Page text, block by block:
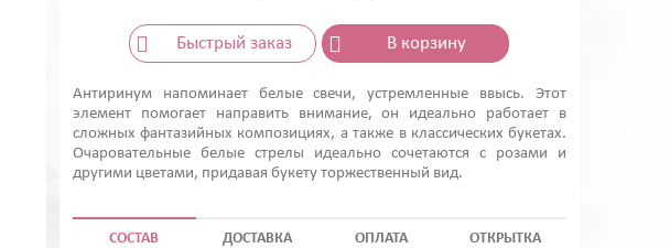
Быстрый заказ В корзину
Антиринум напоминает белые свечи, устремленные ввысь. Этот
элемент помогает направить внимание, он идеально работает в
сложных фантазийных композициях, а также в классических букетах.
Очаровательные белые стрелы идеально сочетаются с розами и
другими цветами, придавая букету торжественный вид.
СОСТАВ ДОСТАВКА ОПЛАТА ОТКРЫТКА